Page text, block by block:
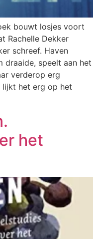
bouwt losjes voort
Rachelle Dekker
schreef. Haven
draaide, speelt aan het
verderop erg
het erg op het
het